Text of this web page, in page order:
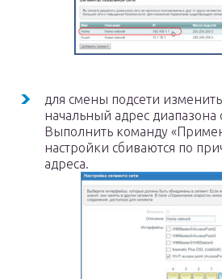
для смены подсети
начальный адрес диапазона
Выполнить команду
настройки сбиваются по
адреса.